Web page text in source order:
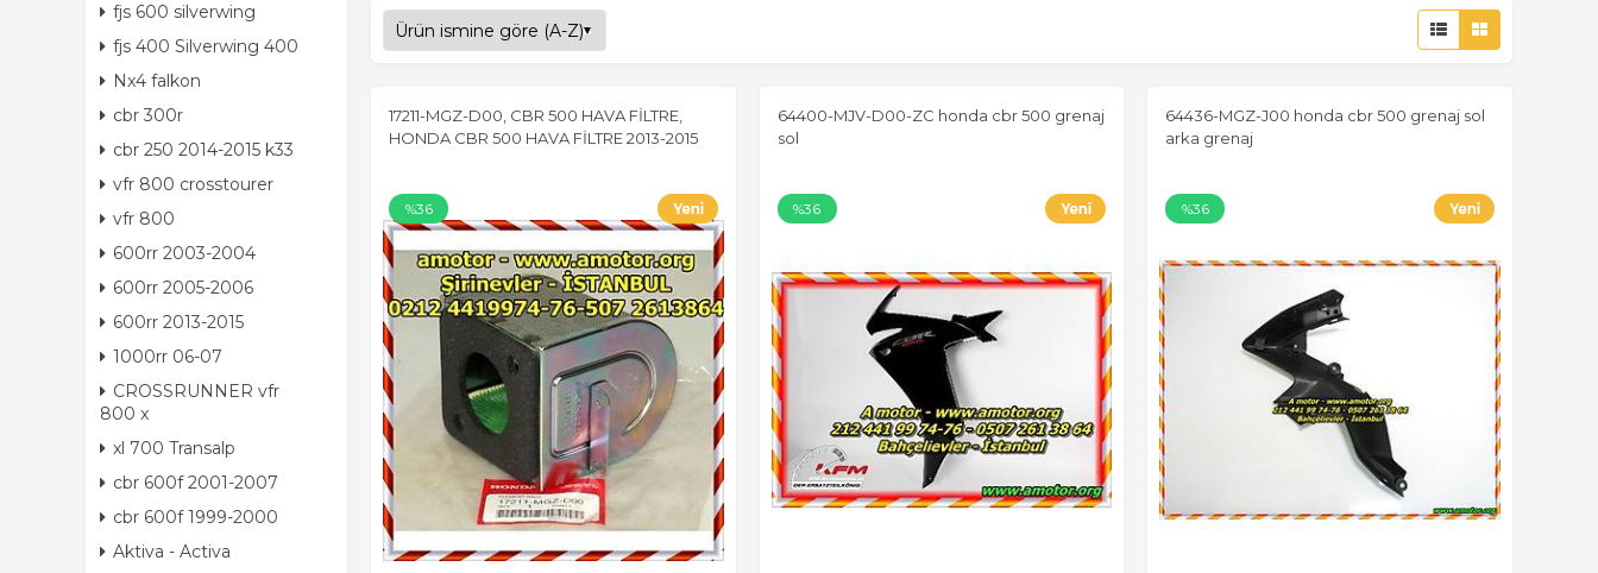
fjs 600 silverwing
fjs 400 Silverwing 400
Nx4 falkon
cbr 300r
cbr 250 2014-2015 k33
vfr 800 crosstourer
vfr 800
600rr 2003-2004
600rr 2005-2006
600rr 2013-2015
1000rr 06-07
CROSSRUNNER vfr
800 x
xl 700 Transalp
cbr 600f 2001-2007
cbr 600f 1999-2000
Aktiva - Activa
17211-MGZ-D00, CBR 500 HAVA FİLTRE,
HONDA CBR 500 HAVA FİLTRE 2013-2015
%36
64400-MJV-D00-ZC honda cbr 500 grenaj
sol
%36
64436-MGZ-J00 honda cbr 500 grenaj sol
arka grenaj
%36